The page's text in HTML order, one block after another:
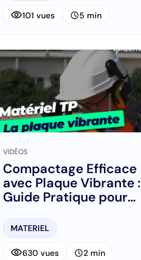
visibility101 vues schedule5 min
VIDÉOS
Compactage Efficace
avec Plaque Vibrante :
Guide Pratique pour
MATERIEL
visibility630 vues schedule2 min